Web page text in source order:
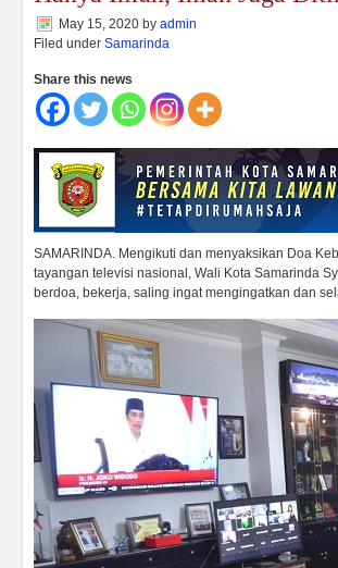
May 15, 2020 by admin
Filed under Samarinda
Share this news
SAMARINDA. Mengikuti dan menyaksikan Doa
tayangan televisi nasional, Wali Kota Samarinda
berdoa, bekerja, saling ingat mengingatkan dan